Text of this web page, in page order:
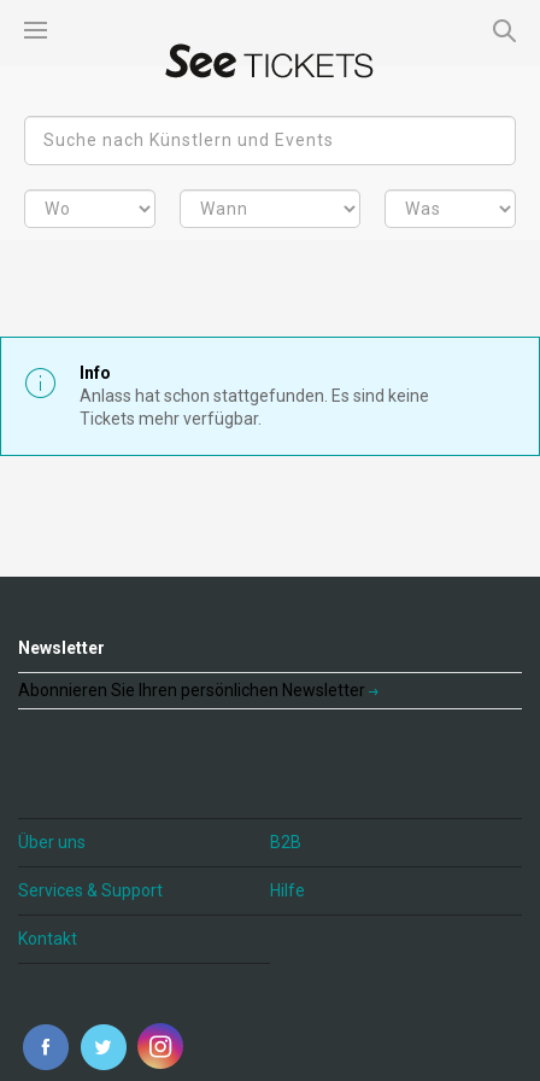
Info
Anlass hat schon stattgefunden. Es sind keine
Tickets mehr verfügbar.
Newsletter
Abonnieren Sie Ihren persönlichen Newsletter
Über uns B2B
Services & Support Hilfe
Kontakt